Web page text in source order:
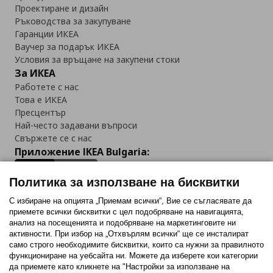
Проектиране и дизайн
Ръководства за закупуване
Гаранции ИКЕА
Ваучер за подарък ИКЕА
Условия за връщане на закупени стоки
За ИКЕА
Работете с нас
Това е ИКЕА
Пресцентър
Най-често задавани въпроси
Свържете се с нас
Приложение IKEA Bulgaria:
Последвайте ни:
FacebookTwitterYoutubePinterestInstagram
Политика за използване на бисквитки
С избиране на опцията „Приемам всички“, Вие се съгласявате да
приемете всички бисквитки с цел подобряване на навигацията,
анализ на посещенията и подобряване на маркетинговите ни
активности. При избор на „Отхвърлям всички“ ще се инсталират
само строго необходимитe бисквитки, които са нужни за правилното
функциониране на уебсайта ни. Можете да изберете кои категории
да приемете като кликнете на "Настройки за използване на